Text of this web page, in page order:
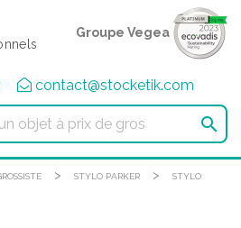
Groupe Vegea
contact@stocketik.com

> STYLO PARKER >
STYLO